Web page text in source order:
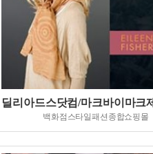
딜리아드스닷컴/마크바이마크
백화점스타일패션종합쇼핑몰